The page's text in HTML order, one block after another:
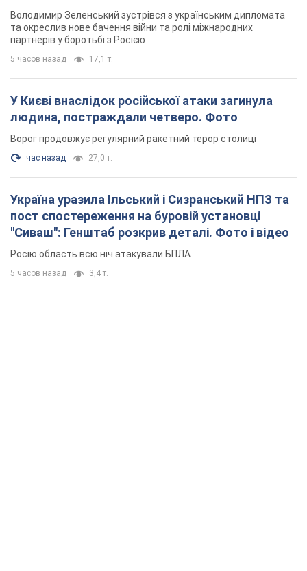
Володимир Зеленський зустрівся з українським дипломата
та окреслив нове бачення війни та ролі міжнародних
партнерів у боротьбі з Росією
5 часов назад 17,1 т.
У Києві внаслідок російської атаки загинула
людина, постраждали четверо. Фото
Ворог продовжує регулярний ракетний терор столиці
час назад 27,0 т.
Україна уразила Ільський і Сизранський НПЗ та
пост спостереження на буровій установці
"Сиваш": Генштаб розкрив деталі. Фото і відео
Росію область всю ніч атакували БПЛА
5 часов назад 3,4 т.